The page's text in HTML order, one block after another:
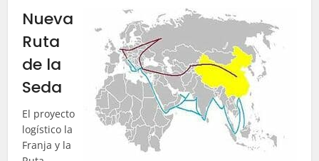
Nueva
Ruta
de la
Seda
El proyecto
logístico la
Franja y la